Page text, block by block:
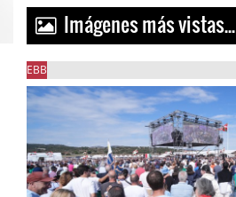
Imágenes más vistas...
EBB